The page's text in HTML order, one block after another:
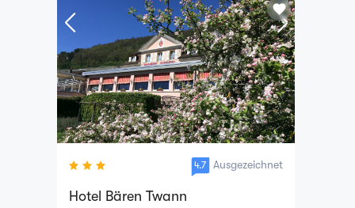
favorite
Ausgezeichnet
4.7
Hotel Bären Twann